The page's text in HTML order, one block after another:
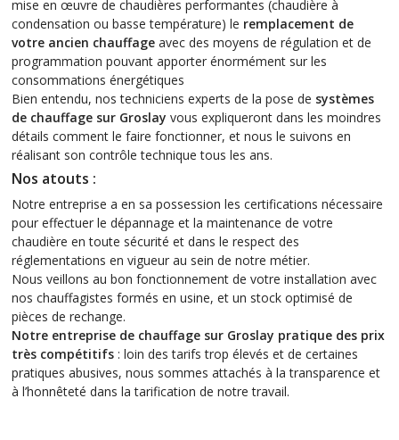
mise en œuvre de chaudières performantes (chaudière à
condensation ou basse température) le remplacement de
votre ancien chauffage avec des moyens de régulation et de
programmation pouvant apporter énormément sur les
consommations énergétiques
Bien entendu, nos techniciens experts de la pose de systèmes
de chauffage sur Groslay vous expliqueront dans les moindres
détails comment le faire fonctionner, et nous le suivons en
réalisant son contrôle technique tous les ans.
Nos atouts :
Notre entreprise a en sa possession les certifications nécessaire
pour effectuer le dépannage et la maintenance de votre
chaudière en toute sécurité et dans le respect des
réglementations en vigueur au sein de notre métier.
Nous veillons au bon fonctionnement de votre installation avec
nos chauffagistes formés en usine, et un stock optimisé de
pièces de rechange.
Notre entreprise de chauffage sur Groslay pratique des prix
très compétitifs : loin des tarifs trop élevés et de certaines
pratiques abusives, nous sommes attachés à la transparence et
à l’honnêteté dans la tarification de notre travail.